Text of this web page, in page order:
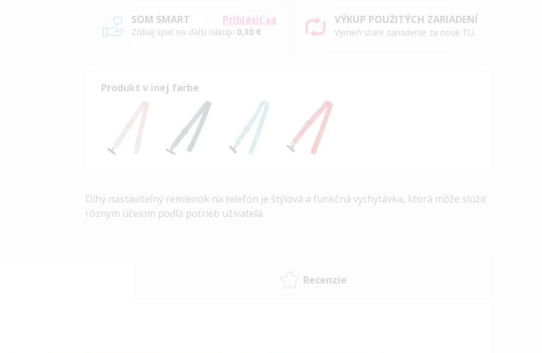
Prihlásiť sa
SOM SMART
Získaj späť na ďalší nákup: 0,30 €
VÝKUP POUŽITÝCH ZARIADENÍ
Vymeň staré zariadenie za nové TU.
Produkt v inej farbe
Dlhý nastaviteľný remienok na telefón je štýlová a funkčná vychytávka, ktorá môže slúžiť
rôznym účelom podľa potrieb užívateľa.
Recenzie